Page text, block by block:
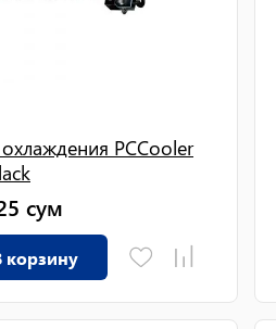
PCCooler
сум
корзину